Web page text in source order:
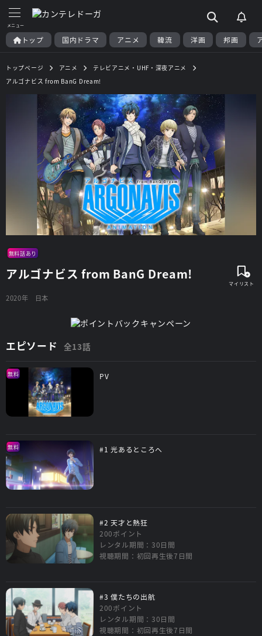
トップ 国内ドラマ アニメ 韓流 洋画 邦画
トップページ アニメ
テレビアニメ・UHF・深夜アニメ
アルゴナビス from BanG Dream!
無料話あり
アルゴナビス from BanG Dream!
2020年 日本
エピソード 全13話
無料 PV
無料 #1 光あるところへ
#2 天才と熱狂
200ポイント
レンタル期間：30日間
視聴期間：初回再生後7日間
#3 僕たちの出航
200ポイント
レンタル期間：30日間
視聴期間：初回再生後7日間